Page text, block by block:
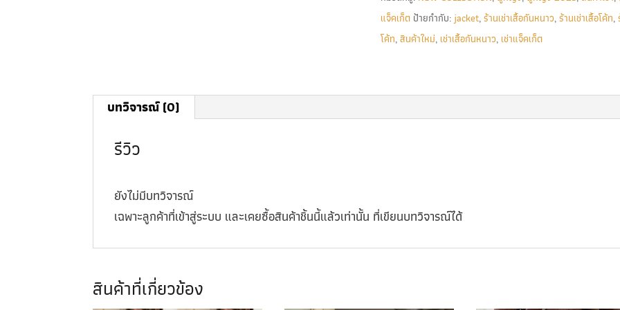
แจ็คเก็ต ป้ายกำกับ: jacket,ร้านเช่าเสื้อกันหนาว,ร้านเช่าเสื้อโค้ท,
โค้ท,สินค้าใหม่, เช่าเสื้อกันหนาว, เช่าแจ็คเก็ต
บทวิจารณ์ (0)
รีวิว
ยังไม่มีบทวิจารณ์
เฉพาะลูกค้าที่เข้าสู่ระบบ และเคยซื้อสินค้าชิ้นนี้แล้วเท่านั้น ที่เขียนบทวิจารณ์ได้
สินค้าที่เกี่ยวข้อง